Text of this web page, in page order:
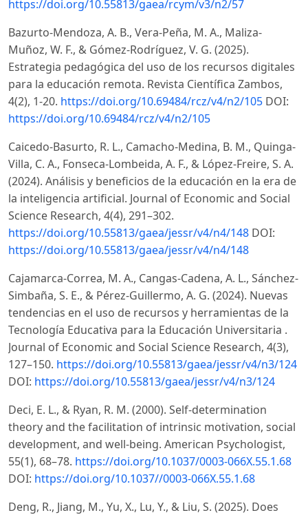
https://doi.org/10.55813/gaea/rcym/v3/n2/57
Bazurto-Mendoza, A. B., Vera-Peña, M. A., Maliza-
Muñoz, W. F., & Gómez-Rodríguez, V. G. (2025).
Estrategia pedagógica del uso de los recursos digitales
para la educación remota. Revista Científica Zambos,
4(2), 1-20. https://doi.org/10.69484/rcz/v4/n2/105 DOI:
https://doi.org/10.69484/rcz/v4/n2/105
Caicedo-Basurto, R. L., Camacho-Medina, B. M., Quinga-
Villa, C. A., Fonseca-Lombeida, A. F., & López-Freire, S. A.
(2024). Análisis y beneficios de la educación en la era de
la inteligencia artificial. Journal of Economic and Social
Science Research, 4(4), 291–302.
https://doi.org/10.55813/gaea/jessr/v4/n4/148 DOI:
https://doi.org/10.55813/gaea/jessr/v4/n4/148
Cajamarca-Correa, M. A., Cangas-Cadena, A. L., Sánchez-
Simbaña, S. E., & Pérez-Guillermo, A. G. (2024). Nuevas
tendencias en el uso de recursos y herramientas de la
Tecnología Educativa para la Educación Universitaria .
Journal of Economic and Social Science Research, 4(3),
127–150. https://doi.org/10.55813/gaea/jessr/v4/n3/124
DOI: https://doi.org/10.55813/gaea/jessr/v4/n3/124
Deci, E. L., & Ryan, R. M. (2000). Self-determination
theory and the facilitation of intrinsic motivation, social
development, and well-being. American Psychologist,
55(1), 68–78. https://doi.org/10.1037/0003-066X.55.1.68
DOI: https://doi.org/10.1037//0003-066X.55.1.68
Deng, R., Jiang, M., Yu, X., Lu, Y., & Liu, S. (2025). Does